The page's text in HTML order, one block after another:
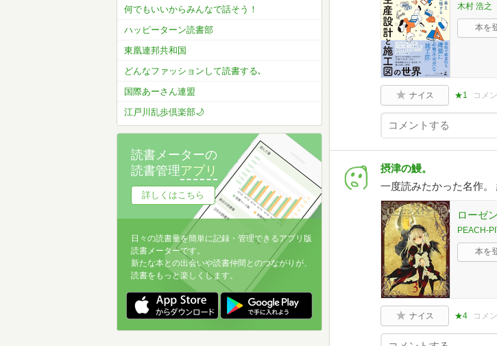
木村 浩之
本を
ナイス ★1 コメ
摂津の鰻。
一度読みたかった名作。
ローゼ
PEACH-
本を
ナイス ★4 コメ
何でもいいからみんなで話そう！
ハッピーターン読書部
東凰連邦共和国
どんなファッションして読書する､
国際あーさん連盟
江戸川乱歩倶楽部🌙
読書メーターの
読書管理アプリ
詳しくはこちら
日々の読書量を簡単に記録・管理できるアプリ版
読書メーターです。
新たな本との出会いや読書仲間とのつながりが、
読書をもっと楽しくします。